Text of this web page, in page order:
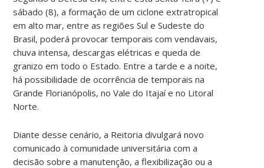
sábado (8), a formação de um ciclone extratropical
em alto mar, entre as regiões Sul e Sudeste do
Brasil, poderá provocar temporais com vendavais,
chuva intensa, descargas elétricas e queda de
granizo em todo o Estado. Entre a tarde e a noite,
há possibilidade de ocorrência de temporais na
Grande Florianópolis, no Vale do Itajaí e no Litoral
Norte.
Diante desse cenário, a Reitoria divulgará novo
comunicado à comunidade universitária com a
decisão sobre a manutenção, a flexibilização ou a